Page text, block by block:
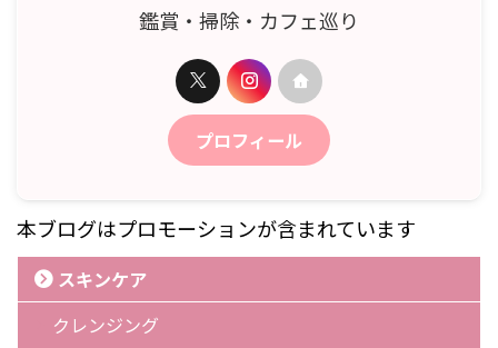
鑑賞・掃除・カフェ巡り
プロフィール
本ブログはプロモーションが含まれています
スキンケア
クレンジング